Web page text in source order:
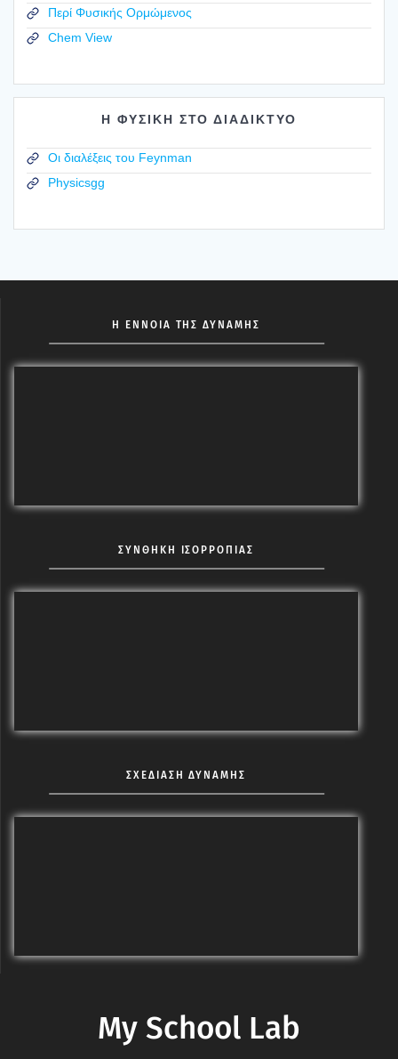
Περί Φυσικής Ορμώμενος
Chem View
Η ΦΥΣΙΚΗ ΣΤΟ ΔΙΑΔΙΚΤΥΟ
Οι διαλέξεις του Feynman
Physicsgg
Η ΕΝΝΟΙΑ ΤΗΣ ΔΥΝΑΜΗΣ
ΣΥΝΘΗΚΗ ΙΣΟΡΡΟΠΙΑΣ
ΣΧΕΔΙΑΣΗ ΔΥΝΑΜΗΣ
My School Lab